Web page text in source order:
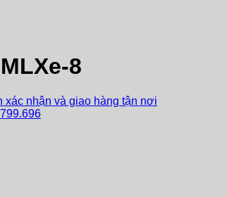
8
xác nhận và giao hàng tận nơi